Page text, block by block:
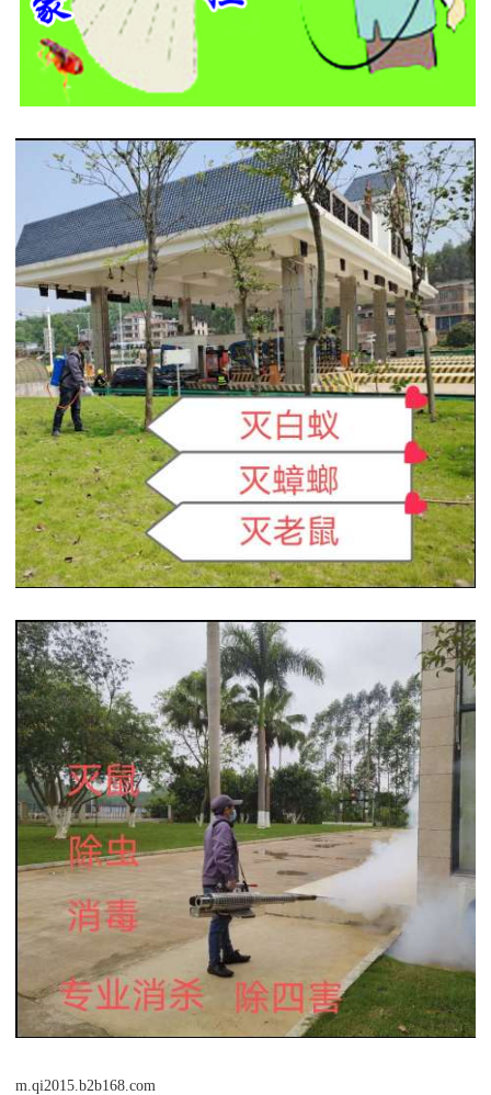
m.qi2015.b2b168.com